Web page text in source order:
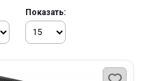
Показать: